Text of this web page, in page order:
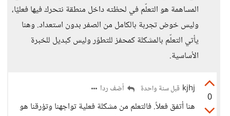
المساهمة هو التعلّم في لحظته داخل منطقة نتحرك فيها فعليًا،
وليس خوض تجربة بالكامل من الصفر بدون استعداد. وهنا
يأتي التعلّم بالمشكلة كمحفز للتطوّر وليس كبديل للخبرة
الأساسية.
0
kjhj قبل سنة واحدة أضف ردا
هنا أتفق فعلاً. فالتعلم من مشكلة فعلية تواجهنا وتؤرقنا هو